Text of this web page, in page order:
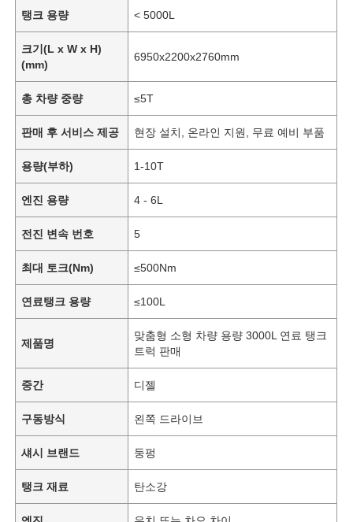
탱크 용량 < 5000L
크기(L x W x H)
(mm)
6950x2200x2760mm
총 차량 중량 ≤5T
판매 후 서비스 제공 현장 설치, 온라인 지원, 무료 예비 부품
용량(부하) 1-10T
엔진 용량 4 - 6L
전진 변속 번호 5
최대 토크(Nm) ≤500Nm
연료탱크 용량 ≤100L
제품명
맞춤형 소형 차량 용량 3000L 연료 탱크
트럭 판매
중간 디젤
구동방식 왼쪽 드라이브
섀시 브랜드 둥펑
탱크 재료 탄소강